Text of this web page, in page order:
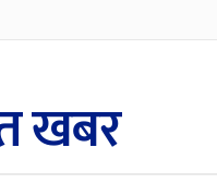
खबर